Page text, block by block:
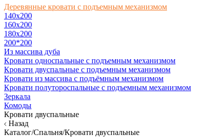
Деревянные кровати с подъемным механизмом
140x200
160х200
180х200
200*200
Из массива дуба
Кровати односпальные с подъемным механизмом
Кровати двуспальные с подъемным механизмом
Кровати из массива с подъёмным механизмом
Кровати полутороспальные с подъемным механизмом
Зеркала
Комоды
Кровати двуспальные
Назад
Каталог/Спальня/Кровати двуспальные